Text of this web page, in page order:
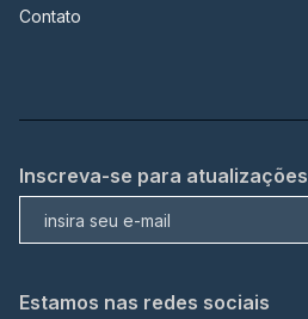
Contato
Inscreva-se para atualizações
Estamos nas redes sociais